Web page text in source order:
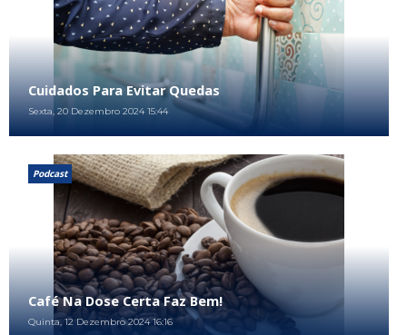
Cuidados Para Evitar Quedas
Sexta, 20 Dezembro 2024 15:44
Podcast
Café Na Dose Certa Faz Bem!
Quinta, 12 Dezembro 2024 16:16